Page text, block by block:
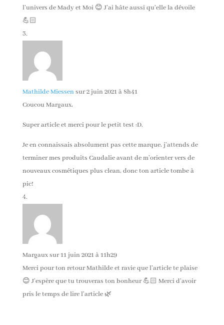
l’univers de Mady et Moi 😊 J’ai hâte aussi qu’elle la dévoile
💪🏻
Mathilde Miessensur 2 juin 2021 à 8h41
Coucou Margaux,
Super article et merci pour le petit test :D.
Je en connaissais absolument pas cette marque, j’attends de
terminer mes produits Caudalie avant de m’orienter vers de
nouveaux cosmétiques plus clean, donc ton article tombe à
pic!
Margauxsur 11 juin 2021 à 11h29
Merci pour ton retour Mathilde et ravie que l’article te plaise
😊 J’espère que tu trouveras ton bonheur 💪🏻 Merci d’avoir
pris le temps de lire l’article 🌿